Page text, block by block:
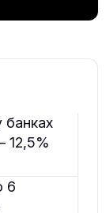
банках
12,5%
6